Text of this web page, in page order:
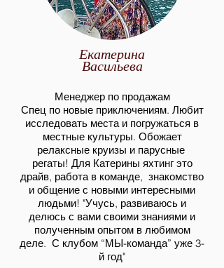
Екатерина
Васильева
Менеджер по продажам
Спец по новыеприключениям. Любит
исследовать места и погружаться в
местные культуры. Обожает
релаксные круизы и парусные
регаты! Для Катерины яхтинг это
драйв, работа в команде, знакомство
и общение с новыми интересными
людьми! "Учусь, развиваюсь и
делюсь с вами своими знаниями и
полученным опытом в любимом
деле. С клубом “МЫ-команда” уже 3-
й год"